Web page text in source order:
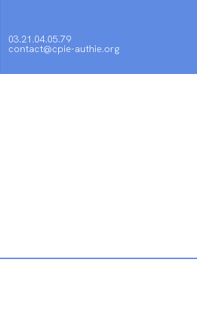
03.21.04.05.79
contact@cpie-authie.org